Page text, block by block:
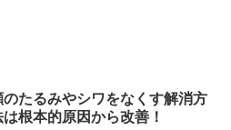
のたるみやシワをなくす解消方
は根本的原因から改善！